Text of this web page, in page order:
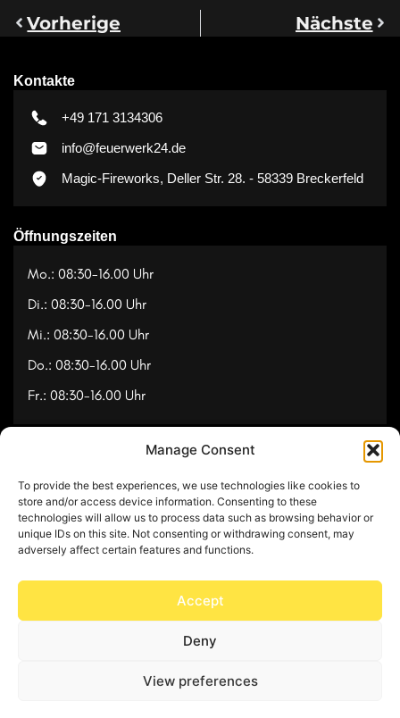
Manage Consent
To provide the best experiences, we use technologies like cookies to
store and/or access device information. Consenting to these
technologies will allow us to process data such as browsing behavior or
unique IDs on this site. Not consenting or withdrawing consent, may
adversely affect certain features and functions.
Accept
Deny
View preferences
Vorherige Nächste
Kontakte
+49 171 3134306
info@feuerwerk24.de
Magic-Fireworks, Deller Str. 28. - 58339 Breckerfeld
Öffnungszeiten
Mo.: 08:30-16.00 Uhr
Di.: 08:30-16.00 Uhr
Mi.: 08:30-16.00 Uhr
Do.: 08:30-16.00 Uhr
Fr.: 08:30-16.00 Uhr
Referenzen
Videos
Über uns
Kontakt
© Copyright 2025 by Feuerwerk24